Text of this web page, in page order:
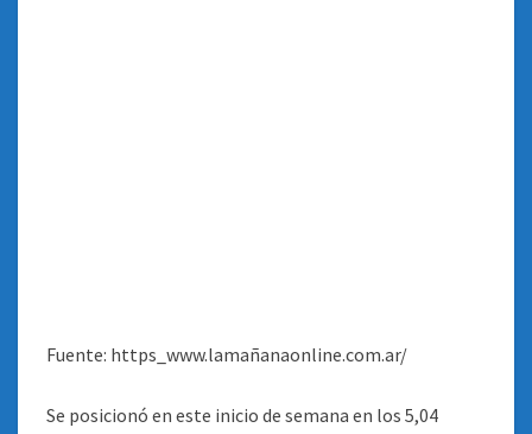
Fuente: https_www.lamañanaonline.com.ar/
Se posicionó en este inicio de semana en los 5,04